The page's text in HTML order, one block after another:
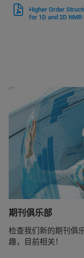
Higher Order
for 1D and 2D NMR
期刊俱乐部
检查我们新的期刊俱
趣，目前相关！